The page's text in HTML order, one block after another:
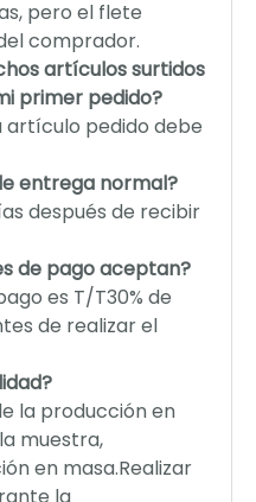
pero el flete
comprador.
artículos surtidos
primer pedido?
artículo pedido debe
entrega normal?
después de recibir
de pago aceptan?
es T/T30% de
de realizar el
la producción en
muestra,
en masa.Realizar